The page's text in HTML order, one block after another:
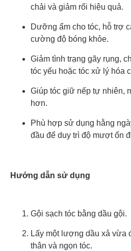
chải và giảm rối hiệu quả.
Dưỡng ẩm cho tóc, hỗ trợ
cường độ bóng khỏe.
Giảm tình trạng gãy rụng,
tóc yếu hoặc tóc xử lý hóa
Giúp tóc giữ nếp tự nhiên,
hơn.
Phù hợp sử dụng hằng
đầu để duy trì độ mượt ổn
Hướng dẫn sử dụng
Gội sạch tóc bằng dầu gội.
Lấy một lượng dầu xả vừa
thân và ngọn tóc.